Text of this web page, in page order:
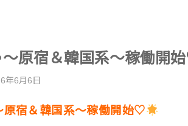
〜原宿＆韓国系〜稼働開
年6月6日
原宿＆韓国系〜稼働開始♡